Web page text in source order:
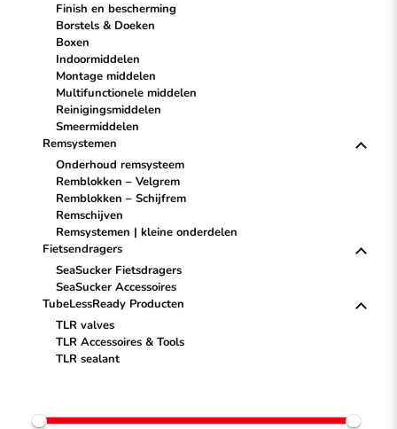
Finish en bescherming
Borstels & Doeken
Boxen
Indoormiddelen
Montage middelen
Multifunctionele middelen
Reinigingsmiddelen
Smeermiddelen
Remsystemen
Onderhoud remsysteem
Remblokken – Velgrem
Remblokken – Schijfrem
Remschijven
Remsystemen | kleine onderdelen
Fietsendragers
SeaSucker Fietsdragers
SeaSucker Accessoires
TubeLessReady Producten
TLR valves
TLR Accessoires & Tools
TLR sealant